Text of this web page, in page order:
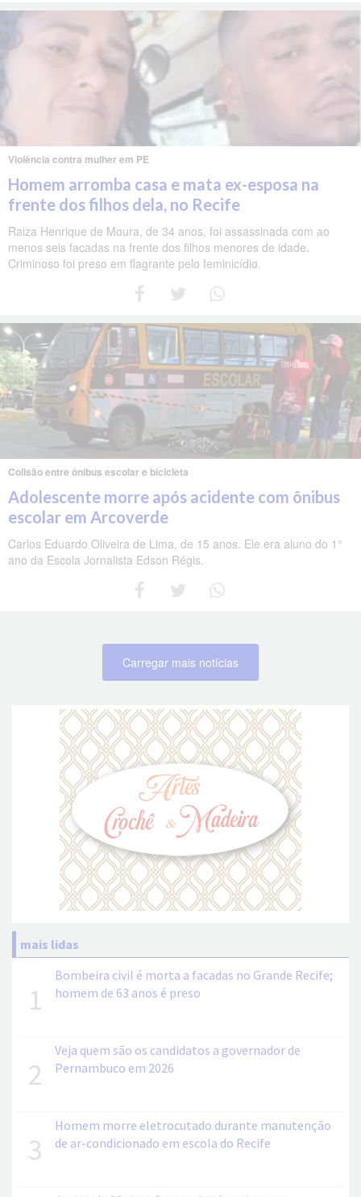
Violência contra mulher em PE
Homem arromba casa e mata ex-esposa na
frente dos filhos dela, no Recife
Raiza Henrique de Moura, de 34 anos, foi assassinada com ao
menos seis facadas na frente dos filhos menores de idade.
Criminoso foi preso em flagrante pelo feminicídio.
Colisão entre ônibus escolar e bicicleta
Adolescente morre após acidente com ônibus
escolar em Arcoverde
Carlos Eduardo Oliveira de Lima, de 15 anos. Ele era aluno do 1°
ano da Escola Jornalista Edson Régis.
Carregar mais notícias
mais lidas
1
Bombeira civil é morta a facadas no Grande Recife;
homem de 63 anos é preso
2
Veja quem são os candidatos a governador de
Pernambuco em 2026
3
Homem morre eletrocutado durante manutenção
de ar-condicionado em escola do Recife